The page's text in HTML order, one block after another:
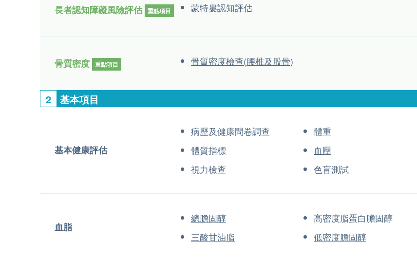
長者認知障礙風險評估 重點項目 蒙特婁認知評估
骨質密度 重點項目 骨質密度檢查(腰椎及股骨)
2 基本項目
基本健康評估
病歷及健康問卷調查 體重
體質指標
血壓
視力檢查
色盲測試
血脂
總膽固醇 高密度脂蛋白膽固醇
三酸甘油脂
低密度膽固醇